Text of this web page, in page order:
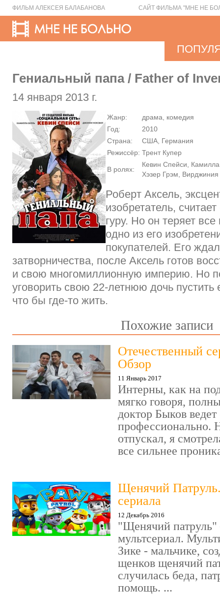
ФИЛЬМ АЛЕКСЕЯ БАЛАБАНОВА САЙТ ФИЛЬМА "МНЕ НЕ
Гениальный папа / Father of
14 января 2013 г.
Жанр:
драма, комедия
Год:
2010
Страна:
США, Германия
Режиссёр: Трент Купер
В ролях:
Кевин Спейси,
Хэзер Грэм,
Роберт Аксель,
изобретатель,
гуру. Но он теряет все
одно из его
покупателей. Его
затворничества, после Аксель готов
и свою многомиллионную империю. Но
уговорить свою 22-летнюю дочь пустить
что бы где-то жить.
Похожие записи
Отечественный
Обзор
11 Январь 2017
Интерны, как на
мягко говоря,
доктор Быков ведет
профессионально.
отпускал, я
все сильнее
Щенячий
сериала
12 Декабрь 2016
"Щенячий патруль"
мультсериал.
Зике - мальчике,
щенков щенячий
случилась беда,
помощь. ...